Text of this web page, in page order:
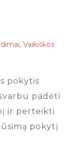
, Vaikiškos
pokytis
padėti
ir perteikti
pokytį